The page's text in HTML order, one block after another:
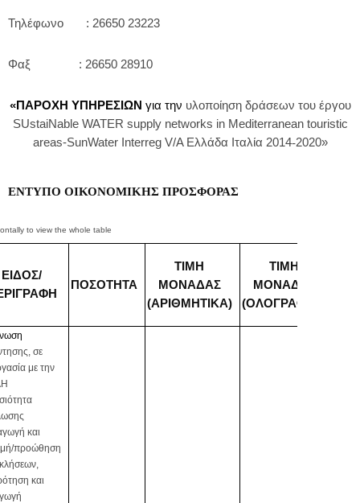
Τηλέφωνο : 26650 23223
Φαξ : 26650 28910
«ΠΑΡΟΧΗ ΥΠΗΡΕΣΙΩΝ για την υλοποίηση δράσεων του έργου
SUstaiNable WATER supply networks in Mediterranean touristic
areas-SunWater Interreg V/AΕλλάδα Ιταλία 2014‐2020»
ΕΝΤΥΠΟ ΟΙΚΟΝOΜΙΚΗΣ ΠΡΟΣΦΟΡΑΣ
ΕΙΔΟΣ/
ΠΟΣΟΤΗΤΑ
ΤΙΜΗ
ΜΟΝΑΔΑΣ
(ΑΡΙΘΜΗΤΙΚΑ)
ΤΙΜΗ
ΜΟΝΑΔΑΣ
(ΟΛΟΓΡΑΦΩΣ)
σε
με την
και
προώθηση
και